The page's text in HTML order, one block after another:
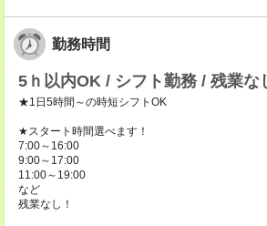
勤務時間
5ｈ以内OK / シフト勤務 / 残業な
★1日5時間～の時短シフトOK
★スタート時間選べます！
7:00～16:00
9:00～17:00
11:00～19:00
など
残業なし！